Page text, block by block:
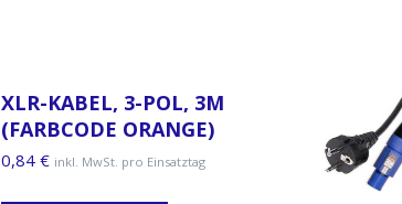
XLR-KABEL, 3-POL, 3M
(FARBCODE ORANGE)
0,84 € inkl. MwSt. pro Einsatztag